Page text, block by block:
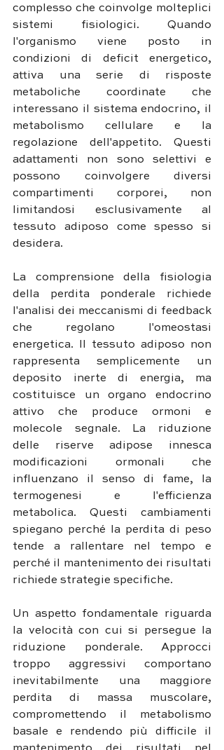
complesso che coinvolge molteplici
sistemi fisiologici. Quando
l'organismo viene posto in
condizioni di deficit energetico,
attiva una serie di risposte
metaboliche coordinate che
interessano il sistema endocrino, il
metabolismo cellulare e la
regolazione dell'appetito. Questi
adattamenti non sono selettivi e
possono coinvolgere diversi
compartimenti corporei, non
limitandosi esclusivamente al
tessuto adiposo come spesso si
desidera.
La comprensione della fisiologia
della perdita ponderale richiede
l'analisi dei meccanismi di feedback
che regolano l'omeostasi
energetica. Il tessuto adiposo non
rappresenta semplicemente un
deposito inerte di energia, ma
costituisce un organo endocrino
attivo che produce ormoni e
molecole segnale. La riduzione
delle riserve adipose innesca
modificazioni ormonali che
influenzano il senso di fame, la
termogenesi e l'efficienza
metabolica. Questi cambiamenti
spiegano perché la perdita di peso
tende a rallentare nel tempo e
perché il mantenimento dei risultati
richiede strategie specifiche.
Un aspetto fondamentale riguarda
la velocità con cui si persegue la
riduzione ponderale. Approcci
troppo aggressivi comportano
inevitabilmente una maggiore
perdita di massa muscolare,
compromettendo il metabolismo
basale e rendendo più difficile il